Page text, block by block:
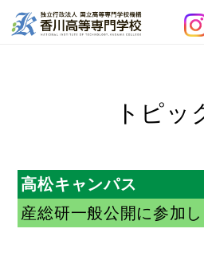
トピッ
高松キャンパス
産総研一般公開に参加